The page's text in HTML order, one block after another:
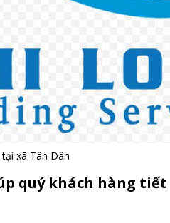
xã Tân Dân
quý khách hàng